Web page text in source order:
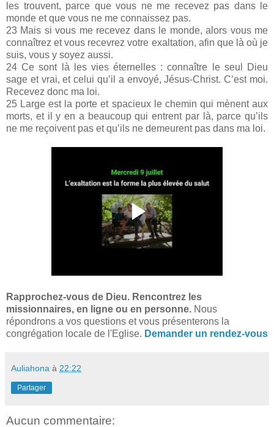
les trouvent, parce que vous ne me recevez pas dans le
monde et que vous ne me connaissez pas.
23 Mais si vous me recevez dans le monde, alors vous me
connaîtrez et vous recevrez votre exaltation, afin que là où je
suis, vous y soyez aussi.
24 Ce sont là les vies éternelles : connaître le seul Dieu
sage et vrai, et celui qu’il a envoyé, Jésus-Christ. C’est moi.
Recevez donc ma loi.
25 Large est la porte et spacieux le chemin qui mènent aux
morts, et il y en a beaucoup qui entrent par là, parce qu’ils
ne me reçoivent pas et qu’ils ne demeurent pas dans ma loi.
Rapprochez-vous de Dieu. Rencontrez les
missionnaires, en ligne ou en personne. Nous
répondrons a vos questions et vous présenterons la
congrégation locale de l'Eglise. Demander un rendez-vous
Auliahona à 22:22
Partager
Aucun commentaire: